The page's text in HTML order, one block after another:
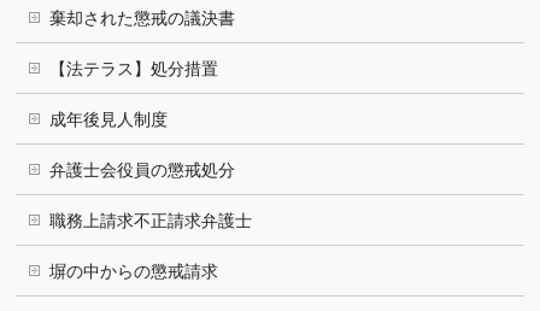
棄却された懲戒の議決書
【法テラス】処分措置
成年後見人制度
弁護士会役員の懲戒処分
職務上請求不正請求弁護士
塀の中からの懲戒請求